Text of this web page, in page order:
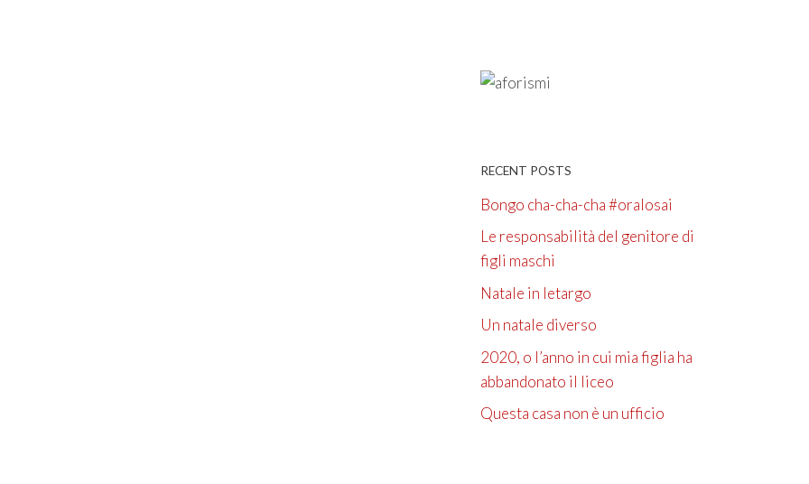
RECENT POSTS
Bongo cha-cha-cha #oralosai
Le responsabilità del genitore di
figli maschi
Natale in letargo
Un natale diverso
2020, o l’anno in cui mia figlia ha
abbandonato il liceo
Questa casa non è un ufficio